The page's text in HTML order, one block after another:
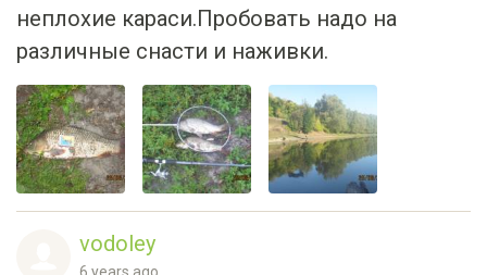
неплохие караси.Пробовать надо на
различные снасти и наживки.
vodoley
6 years ago